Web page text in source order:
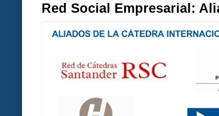
Red Social Empresarial: